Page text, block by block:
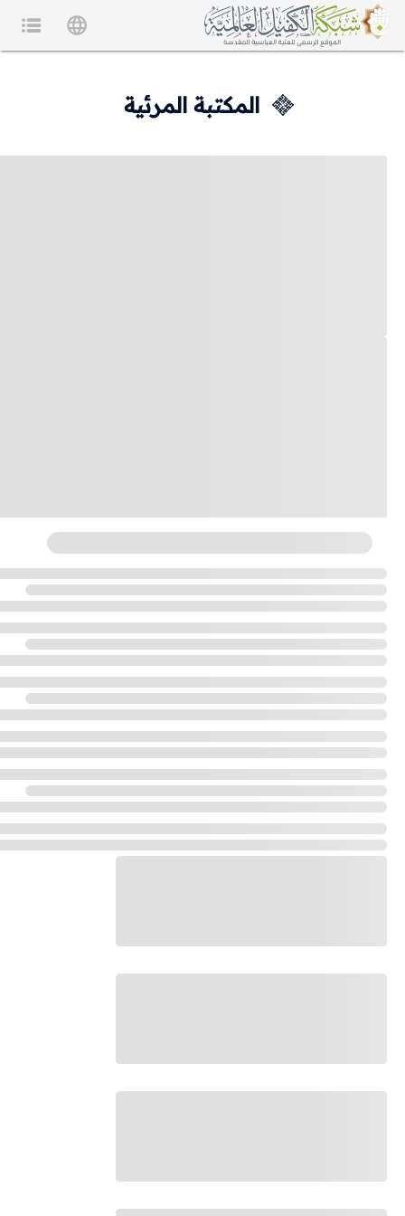
المكتبة المرئية